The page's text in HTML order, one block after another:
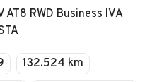
AT8 RWD Business IVA
132.524 km